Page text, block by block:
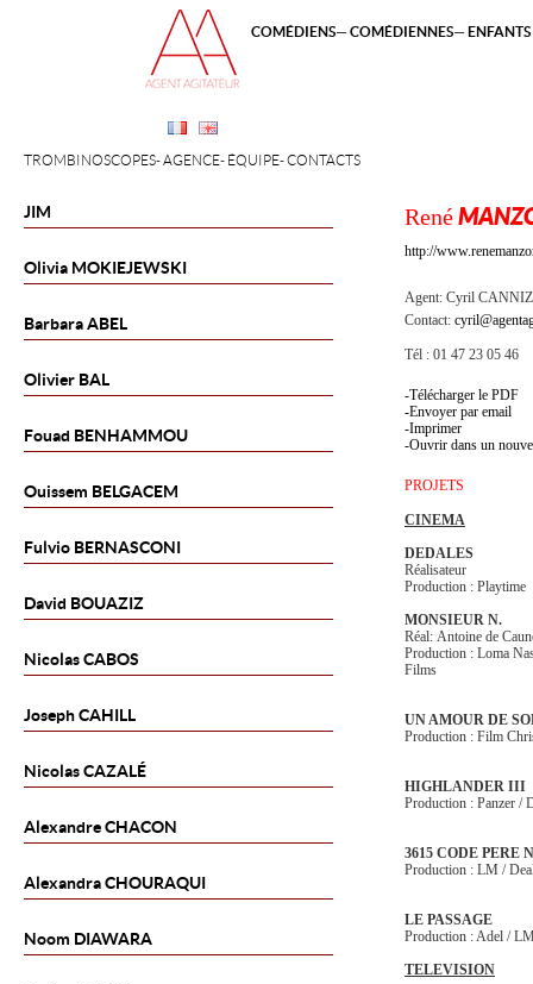
JIM
Olivia MOKIEJEWSKI
BarbaraABEL
Olivier BAL
Fouad BENHAMMOU
Ouissem BELGACEM
Fulvio BERNASCONI
David BOUAZIZ
NicolasCABOS
JosephCAHILL
NicolasCAZALÉ
AlexandreCHACON
AlexandraCHOURAQUI
Noom DIAWARA
TROMBINOSCOPES AGENCE ÉQUIPE CONTACTS
COMÉDIENS COMÉDIENNES
René
http://
Agent: Cyril
Contact:
Tél : 01 47 23 05 46
Télécharger le PDF
Envoyer par email
Imprimer
Ouvrir dans un
PROJETS
CINEMA
DEDALES
Réalisateur
Production : Playtime
MONSIEUR N.
Réal: Antoine de
Production : Loma
Films
UN AMOUR DE
Production : Film
HIGHLANDER III
Production : Panzer /
3615 CODE PERE
Production : LM /
LE PASSAGE
Production : Adel /
TELEVISION